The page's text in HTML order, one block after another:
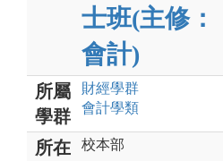
士班(主修：
會計)
所屬
學群
財經學群
會計學類
所在
校本部